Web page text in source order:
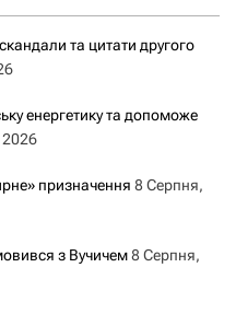
та цитати другого
енергетику та допоможе
призначення 8 Серпня,
з Вучичем8 Серпня,